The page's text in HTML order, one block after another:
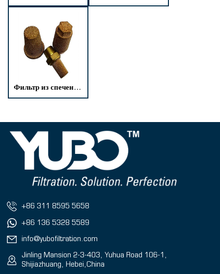
Фильтр из спеченного медного порошка
+86 311 8595 5658
+86 136 5328 5589
info@yubofiltration.com
Jinling Mansion 2-3-403, Yuhua Road 106-1,
Shijiazhuang, Hebei,China